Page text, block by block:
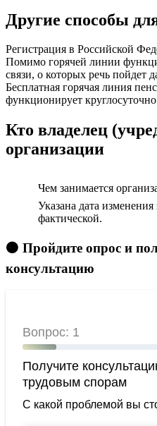
Другие способы
Регистрация в Российской
Помимо горячей линии
связи, о которых речь пойдет
Бесплатная горячая линия
функционирует
Кто владелец
организации
Чем занимается
Указана дата
фактической.
🟠 Пройдите опрос и
консультацию